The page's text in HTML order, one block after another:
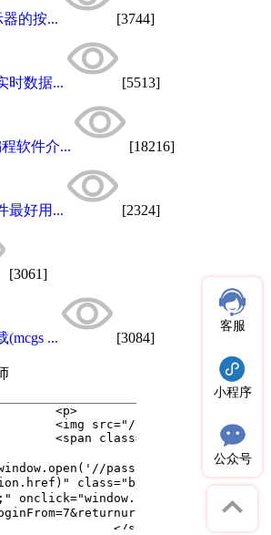
的按... [3744]
时数据... [5513]
软件介... [18216]
最好用... [2324]
[3061]
(mcgs ... [3084]
客服
小程序
公众号